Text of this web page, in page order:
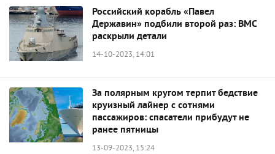
Российский корабль «Павел
Державин» подбили второй раз: ВМС
раскрыли детали
14-10-2023, 14:01
За полярным кругом терпит бедствие
круизный лайнер с сотнями
пассажиров: спасатели прибудут не
ранее пятницы
13-09-2023, 15:24